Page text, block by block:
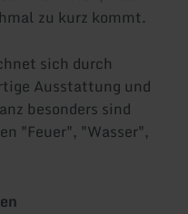
zu kurz kommt.
sich durch
Ausstattung und
besonders sind
"Feuer", "Wasser",